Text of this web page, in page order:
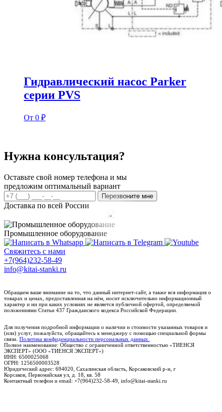
Гидравлический насос Parker
серии PVS
От 0 ₽
Нужна консультация?
Оставьте свой номер телефона и мы
предложим оптимальный вариант
Перезвоните мне
Доставка по всей России
Промышленное оборудование
Свяжитесь с нами
+7(964)232-58-49
info@kitai-stanki.ru
Обращаем ваше внимание на то, что данный интернет-сайт, а также вся информация о
товарах и ценах, предоставленная на нём, носит исключительно информационный
характер и ни при каких условиях не является публичной офертой, определяемой
положениями Статьи 437 Гражданского кодекса Российской Федерации.
Для получения подробной информации о наличии и стоимости указанных товаров и
(или) услуг, пожалуйста, обращайтесь к менеджеру с помощью специальной формы
связи. Политика конфиденциальности персональных данных.
Полное наименование: Общество с ограниченной ответственностью «ТИЕНСЯ
ЭКСПЕРТ» (ООО «ТИЕНСЯ ЭКСПЕРТ»)
ИНН: 6500025068
ОГРН: 1256500003528
Юридический адрес: 694020, Сахалинская область, Корсаковский р-н, г
Корсаков, Первомайская ул, д. 18, кв. 58
Контактный телефон и email: +7(964)232-58-49, info@kitai-stanki.ru